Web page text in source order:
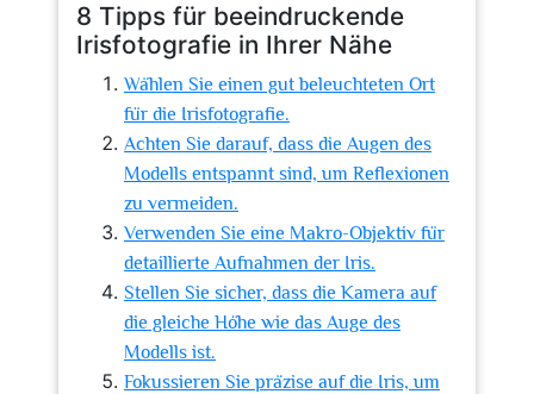
8 Tipps für beeindruckende
Irisfotografie in Ihrer Nähe
Wählen Sie einen gut beleuchteten Ort
für die Irisfotografie.
Achten Sie darauf, dass die Augen des
Modells entspannt sind, um Reflexionen
zu vermeiden.
Verwenden Sie eine Makro-Objektiv für
detaillierte Aufnahmen der Iris.
Stellen Sie sicher, dass die Kamera auf
die gleiche Höhe wie das Auge des
Modells ist.
Fokussieren Sie präzise auf die Iris, um